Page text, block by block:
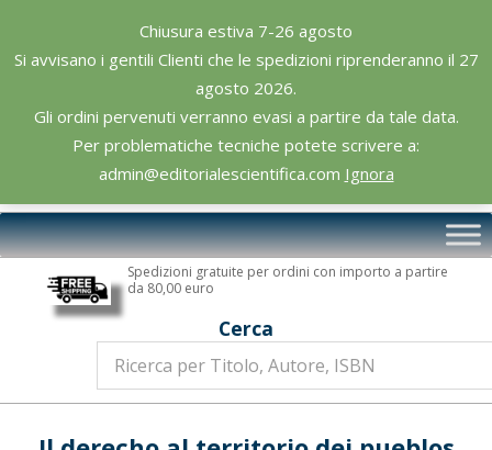
Chiusura estiva 7-26 agosto
Si avvisano i gentili Clienti che le spedizioni riprenderanno il 27
agosto 2026.
Gli ordini pervenuti verranno evasi a partire da tale data.
Per problematiche tecniche potete scrivere a:
admin@editorialescientifica.com Ignora
content
Editoriale
Scientifica
Primary
Navigation
Spedizioni gratuite per ordini con importo a partire
da 80,00 euro
Cerca